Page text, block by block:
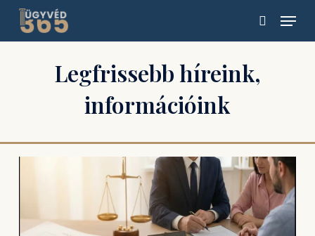
Skip
main
Menu
Legfrissebb híreink,
információink